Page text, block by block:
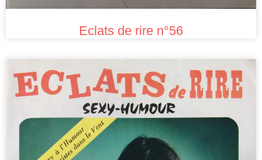
Eclats de rire n°56